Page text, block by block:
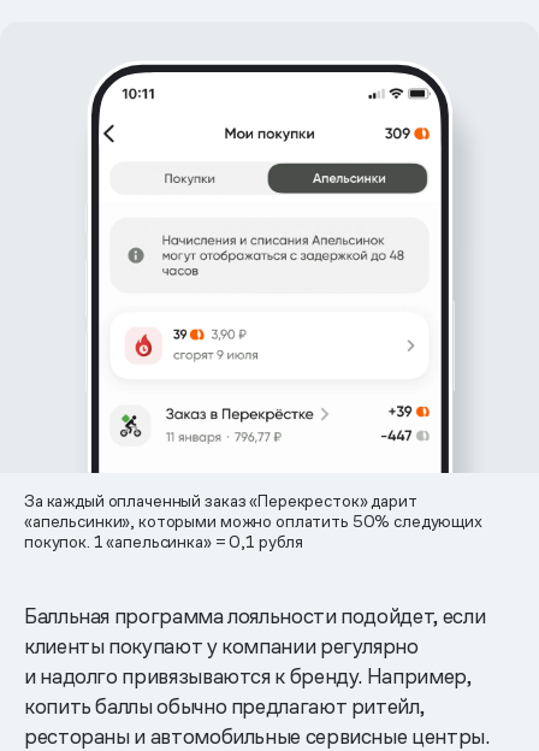
За каждый оплаченный заказ «Перекресток» дарит
«апельсинки», которыми можно оплатить 50% следующих
покупок. 1 «апельсинка» = 0,1 рубля
Балльная программа лояльности подойдет, если
клиенты покупают у компании регулярно
и надолго привязываются к бренду. Например,
копить баллы обычно предлагают ритейл,
рестораны и автомобильные сервисные центры.